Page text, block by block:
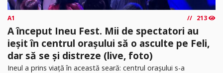
A1 213
A început Ineu Fest. Mii de spectatori au
ieșit în centrul orașului să o asculte pe Feli,
dar să se și distreze (live, foto)
Ineul a prins viață în această seară: centrul orașului s-a